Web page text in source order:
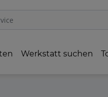
Werkstatt suchen